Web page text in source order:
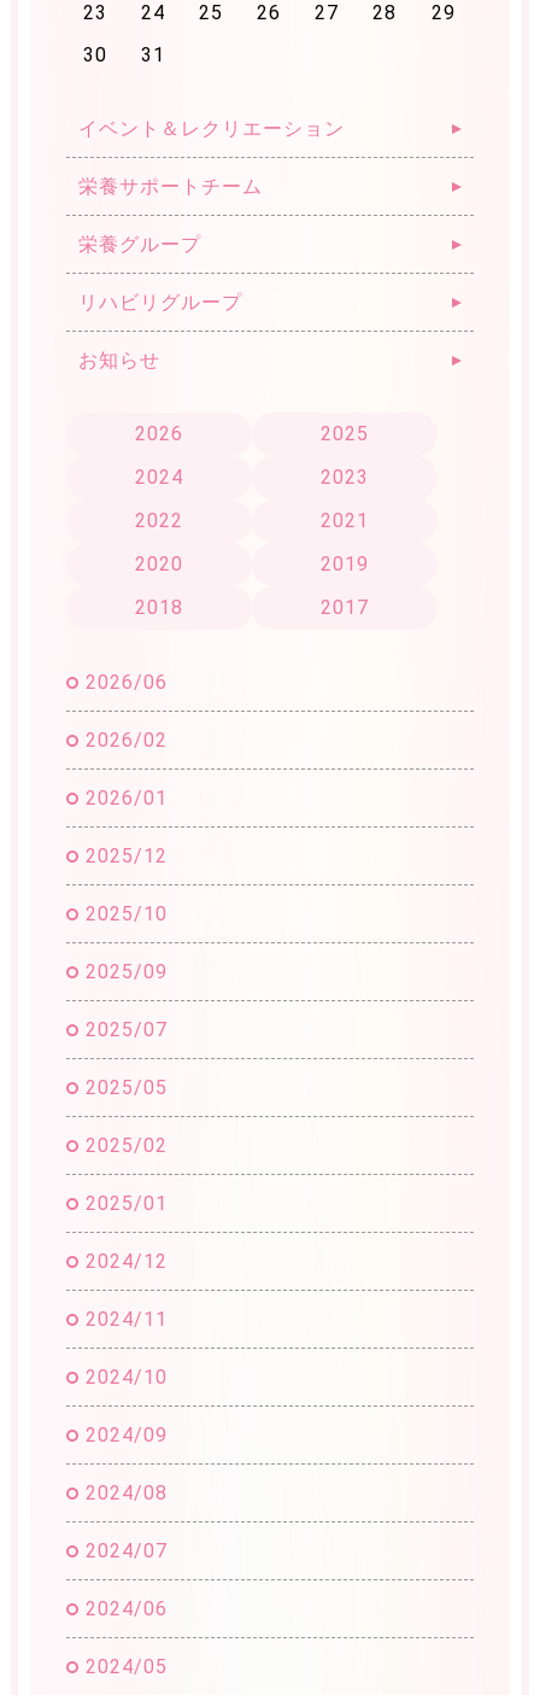
お問合わせ
プライバシーポリシー
ご利用条件
23
24 25 26 27 28
29
30
31
イベント＆レクリエーション
栄養サポートチーム
栄養グループ
リハビリグループ
お知らせ
2026
2025
2024
2023
2022
2021
2020
2019
2018
2017
2026/06
2026/02
2026/01
2025/12
2025/10
2025/09
2025/07
2025/05
2025/02
2025/01
2024/12
2024/11
2024/10
2024/09
2024/08
2024/07
2024/06
2024/05